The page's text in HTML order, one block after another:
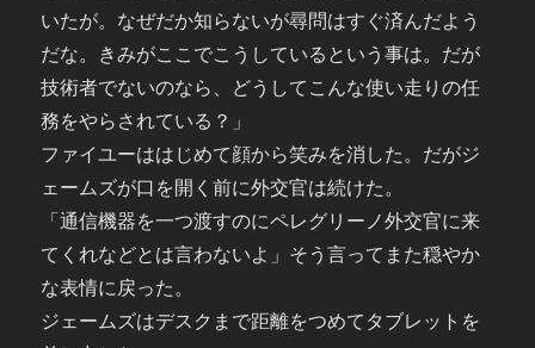
いたが。なぜだか知らないが尋問はすぐ済んだよう
だな。きみがここでこうしているという事は。だが
技術者でないのなら、どうしてこんな使い走りの任
務をやらされている？」
ファイユーははじめて顔から笑みを消した。だがジ
ェームズが口を開く前に外交官は続けた。
「通信機器を一つ渡すのにペレグリーノ外交官に来
てくれなどとは言わないよ」そう言ってまた穏やか
な表情に戻った。
ジェームズはデスクまで距離をつめてタブレットを